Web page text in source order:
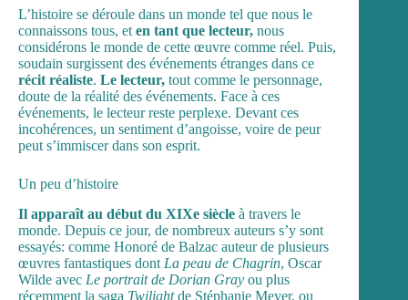
L’histoire se déroule dans un monde tel que nous le
connaissons tous, et en tant que lecteur, nous
considérons le monde de cette œuvre comme réel. Puis,
soudain surgissent des événements étranges dans ce
récit réaliste. Le lecteur, tout comme le personnage,
doute de la réalité des événements. Face à ces
événements, le lecteur reste perplexe. Devant ces
incohérences, un sentiment d’angoisse, voire de peur
peut s’immiscer dans son esprit.
Un peu d’histoire
Il apparaît au début du XIXe siècle à travers le
monde. Depuis ce jour, de nombreux auteurs s’y sont
essayés: comme Honoré de Balzac auteur de plusieurs
œuvres fantastiques dont La peau de Chagrin, Oscar
Wilde avec Le portrait de Dorian Gray ou plus
récemment la saga Twilight de Stéphanie Meyer, ou